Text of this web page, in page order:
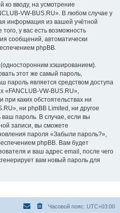
ко вводу, на усмотрение
VW-BUS.RU». В любом случае у
информация из вашей учётной
у вас есть возможность
сообщений, автоматически
phpBB.
хэшированием).
этот же самый пароль,
пароль является средством доступа
«FANCLUB-VW-BUS.RU»,
при каких обстоятельствах ни
ни phpBB Limited, ни другое
пароль. В случае, если вы
записи, вы сможете
пароля «Забыли пароль?»,
phpBB. Вам будет
и ваш адрес email, после чего
вам новый пароль для
Часовой пояс: UTC+03:00